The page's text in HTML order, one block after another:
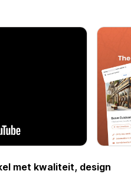
met kwaliteit, design